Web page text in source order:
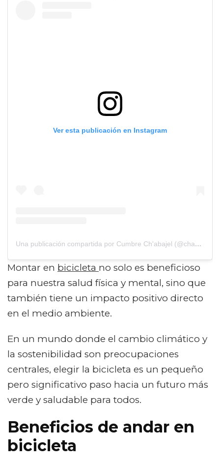
Ver esta publicación en Instagram
Una publicación compartida por Cumbre Ch'abajel (@chabajel)
Montar en bicicleta no solo es beneficioso
para nuestra salud física y mental, sino que
también tiene un impacto positivo directo
en el medio ambiente.
En un mundo donde el cambio climático y
la sostenibilidad son preocupaciones
centrales, elegir la bicicleta es un pequeño
pero significativo paso hacia un futuro más
verde y saludable para todos.
Beneficios de andar en
bicicleta